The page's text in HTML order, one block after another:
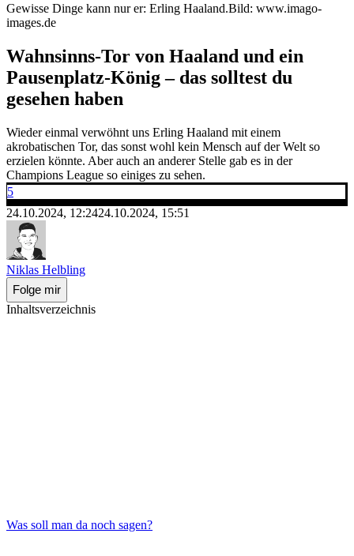
Gewisse Dinge kann nur er: Erling Haaland.Bild: www.imago-
images.de
Wahnsinns-Tor von Haaland und ein
Pausenplatz-König – das solltest du
gesehen haben
Wieder einmal verwöhnt uns Erling Haaland mit einem
akrobatischen Tor, das sonst wohl kein Mensch auf der Welt so
erzielen könnte. Aber auch an anderer Stelle gab es in der
Champions League so einiges zu sehen.
5
24.10.2024, 12:2424.10.2024, 15:51
Niklas Helbling
Folge mir
Inhaltsverzeichnis
Was soll man da noch sagen?